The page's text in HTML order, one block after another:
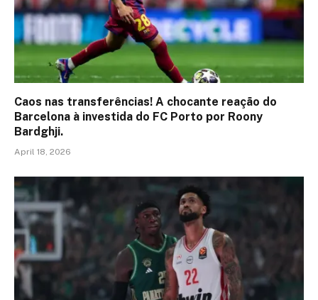
Caos nas transferências! A chocante reação do
Barcelona à investida do FC Porto por Roony
Bardghji.
April 18, 2026